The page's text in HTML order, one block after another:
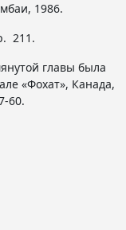
1986.
211.
главы была
«Фохат», Канада,
60.